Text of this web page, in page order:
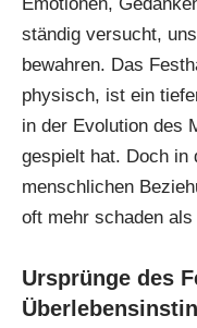
ständig versucht,
bewahren. Das
physisch, ist ein
in der Evolution des
gespielt hat. Doch in
menschlichen
oft mehr schaden als
Ursprünge des